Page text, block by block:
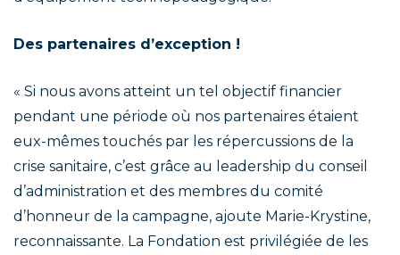
Des partenaires d’exception !
« Si nous avons atteint un tel objectif financier
pendant une période où nos partenaires étaient
eux-mêmes touchés par les répercussions de la
crise sanitaire, c’est grâce au leadership du conseil
d’administration et des membres du comité
d’honneur de la campagne, ajoute Marie-Krystine,
reconnaissante. La Fondation est privilégiée de les